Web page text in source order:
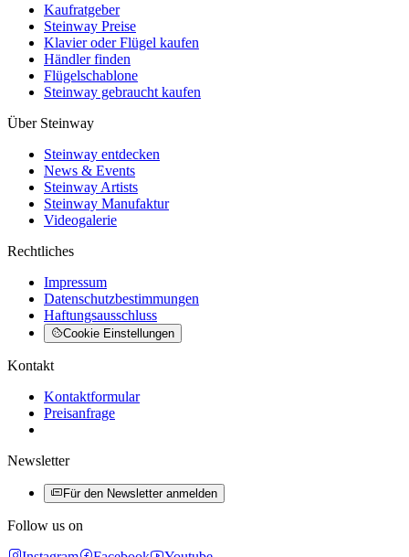
Kaufratgeber
Steinway Preise
Klavier oder Flügel kaufen
Händler finden
Flügelschablone
Steinway gebraucht kaufen
Über Steinway
Steinway entdecken
News & Events
Steinway Artists
Steinway Manufaktur
Videogalerie
Rechtliches
Impressum
Datenschutzbestimmungen
Haftungsausschluss
Cookie Einstellungen
Kontakt
Kontaktformular
Preisanfrage
Newsletter
Für den Newsletter anmelden
Follow us on